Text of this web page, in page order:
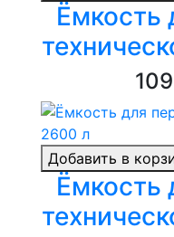
Ёмкость
Добавить в
Ёмкость